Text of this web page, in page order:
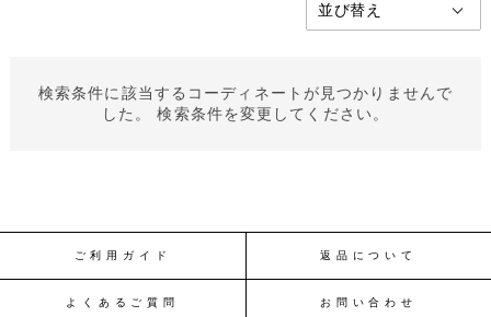
検索条件に該当するコーディネートが見つかりませんで
した。 検索条件を変更してください。
ご利用ガイド 返品について
よくあるご質問 お問い合わせ